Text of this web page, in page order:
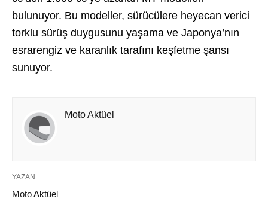
bulunuyor. Bu modeller, sürücülere heyecan verici
torklu sürüş duygusunu yaşama ve Japonya’nın
esrarengiz ve karanlık tarafını keşfetme şansı
sunuyor.
Moto Aktüel
YAZAN
Moto Aktüel